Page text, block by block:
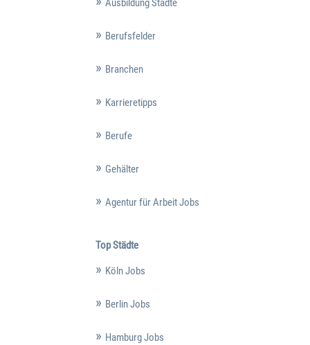
Ausbildung Städte
Berufsfelder
Branchen
Karrieretipps
Berufe
Gehälter
Agentur für Arbeit Jobs
Top Städte
Köln Jobs
Berlin Jobs
Hamburg Jobs